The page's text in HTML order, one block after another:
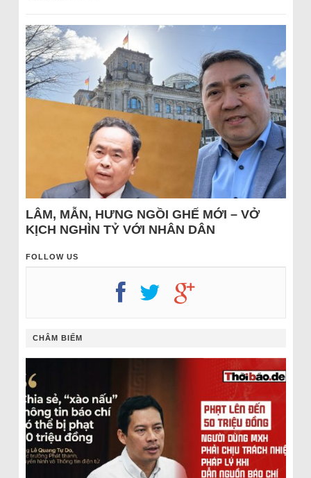
LÂM, MẪN, HƯNG NGỒI GHẾ MỚI – VỞ
KỊCH NGHÌN TỶ VỚI NHÂN DÂN
FOLLOW US
CHÂM BIẾM